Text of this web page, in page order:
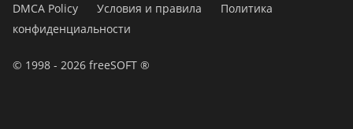
DMCA Policy Условия и правила
Политика
конфиденциальности
© 1998 - 2026 freeSOFT ®